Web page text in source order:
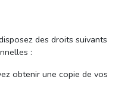
des droits suivants
:
obtenir une copie de vos